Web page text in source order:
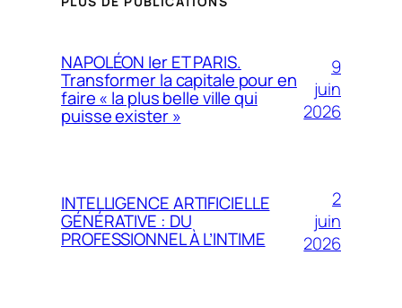
NAPOLÉON Ier ET PARIS.
Transformer la capitale pour en
faire « la plus belle ville qui
puisse exister »
9
juin
2026
INTELLIGENCE ARTIFICIELLE
GÉNÉRATIVE : DU
PROFESSIONNEL À L’INTIME
2
juin
2026